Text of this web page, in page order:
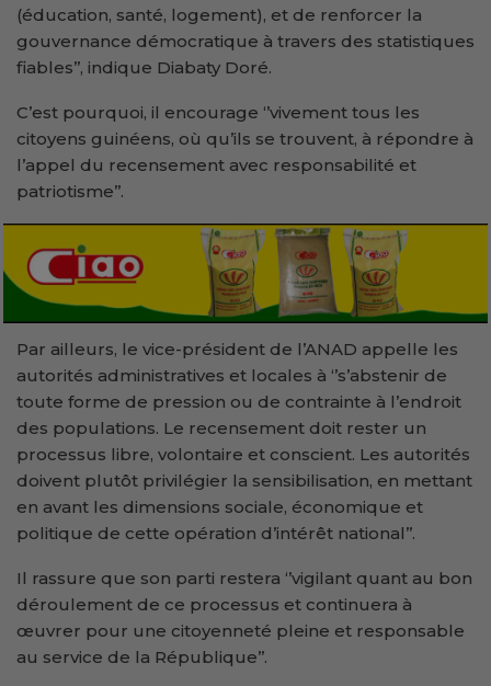
(éducation, santé, logement), et de renforcer la
gouvernance démocratique à travers des statistiques
fiables’’, indique Diabaty Doré.
C’est pourquoi, il encourage ‘’vivement tous les
citoyens guinéens, où qu’ils se trouvent, à répondre à
l’appel du recensement avec responsabilité et
patriotisme’’.
Par ailleurs, le vice-président de l’ANAD appelle les
autorités administratives et locales à ‘’s’abstenir de
toute forme de pression ou de contrainte à l’endroit
des populations. Le recensement doit rester un
processus libre, volontaire et conscient. Les autorités
doivent plutôt privilégier la sensibilisation, en mettant
en avant les dimensions sociale, économique et
politique de cette opération d’intérêt national’’.
Il rassure que son parti restera ‘’vigilant quant au bon
déroulement de ce processus et continuera à
œuvrer pour une citoyenneté pleine et responsable
au service de la République’’.